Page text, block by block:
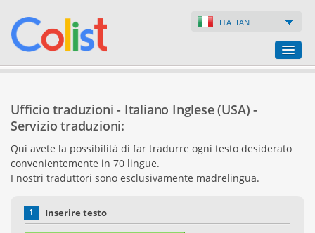
ITALIAN
Lista delle aziende
Pagine web
Negozi online
Ufficio traduzioni - Italiano Inglese (USA) -
Servizio traduzioni:
Qui avete la possibilità di far tradurre ogni testo desiderato
convenientemente in 70 lingue.
I nostri traduttori sono esclusivamente madrelingua.
1 Inserire testo